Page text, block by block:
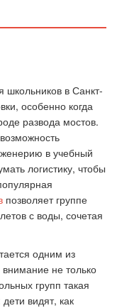
в Санкт-
особенно когда
развода мостов.
в учебный
логистику, чтобы
позволяет группе
с воды, сочетая
одним из
не только
групп такая
видят, как